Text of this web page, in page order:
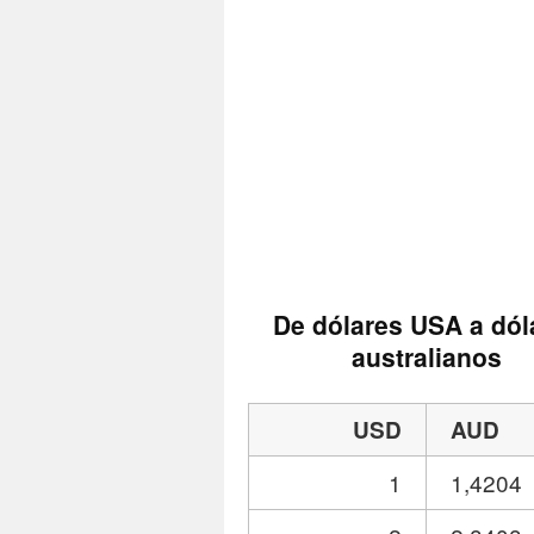
De dólares USA a
australianos
USD
AUD
1
1,4204